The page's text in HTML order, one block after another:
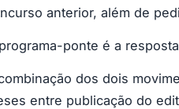
anterior, além de
ponte é a
dos dois
entre publicação do